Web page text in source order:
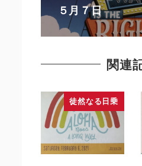
５月７日
関連
徒然なる日乗